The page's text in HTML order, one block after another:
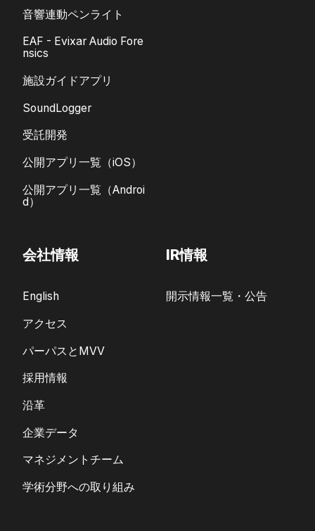
音響連動ペンライト
EAF - Evixar Audio Fore
nsics
施設ガイドアプリ
SoundLogger
受託開発
公開アプリ一覧（iOS）
公開アプリ一覧（Androi
d）
会社情報
English
アクセス
パーパスとMVV
採用情報
沿革
企業データ
マネジメントチーム
学術分野への取り組み
IR情報
開示情報一覧・公告